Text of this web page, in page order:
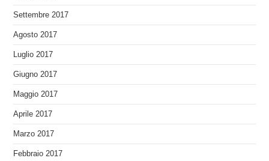
Settembre 2017
Agosto 2017
Luglio 2017
Giugno 2017
Maggio 2017
Aprile 2017
Marzo 2017
Febbraio 2017